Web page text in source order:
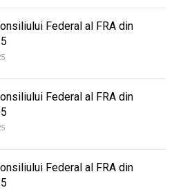
Federal al FRA din
Federal al FRA din
Federal al FRA din